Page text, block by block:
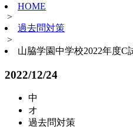
HOME
>
過去問対策
>
山脇学園中学校2022年度C
2022/12/24
中
オ
過去問対策